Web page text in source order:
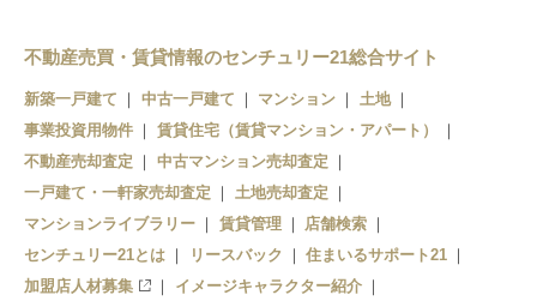
北参道
明治神宮前
牛込柳町
牛込神楽坂
不動産売買・賃貸情報のセンチュリー21総合サイト
新築一戸建て 中古一戸建て マンション
土地
事業投資用物件
賃貸住宅（賃貸マンション・アパート）
不動産売却査定
中古マンション売却査定
一戸建て・一軒家売却査定
土地売却査定
マンションライブラリー
賃貸管理
店舗検索
センチュリー21とは
リースバック
住まいるサポート21
加盟店人材募集
イメージキャラクター紹介